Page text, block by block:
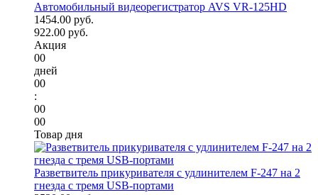
Автомобильный видеорегистратор AVS VR-125HD
1454.00 руб.
922.00 руб.
Акция
00
дней
00
:
00
00
Товар дня
Разветвитель прикуривателя с удлинителем F-247 на 2
гнезда с тремя USB-портами